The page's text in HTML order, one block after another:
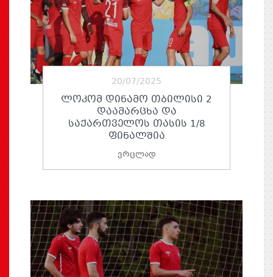
20/07/2025
ᲚᲝᲙᲝᲛ ᲓᲘᲜᲐᲛᲝ ᲗᲑᲘᲚᲘᲡᲘ 2
ᲓᲐᲐᲛᲐᲠᲪᲮᲐ ᲓᲐ
ᲡᲐᲥᲐᲠᲗᲕᲔᲚᲝᲡ ᲗᲐᲡᲘᲡ 1/8
ᲤᲘᲜᲐᲚᲨᲘᲐ
ვრცლად